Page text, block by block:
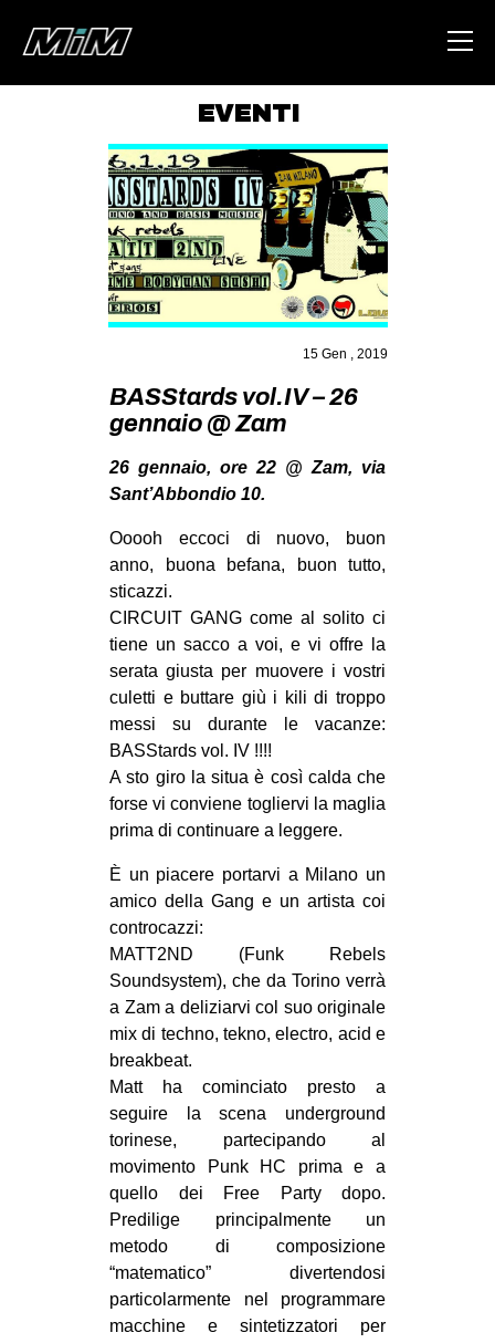
ABOUT
AREA
DEGENERAZIONE
GAZA FREESTYLE
CSOA LAMBRETTA
MSM
STUDENTI TSUNAMI
ZAM
MOBILITAZIONI
SPORT POPOLARE
MOVIMENTI
AMBIENTE
ANTIFASCISMO
DIRITTO ALL’ABITARE
GENERI
PRECARIATO
REPRESSIONE
STUDENTI
CULTURE
CINEMA
MUSICA
RECENSIONI
INTERNAZIONALE
AMERICHE
EVENTI
15 Gen , 2019
BASStards vol.IV – 26
gennaio @ Zam
26 gennaio, ore 22 @ Zam, via
Sant’Abbondio 10.
Ooooh eccoci di nuovo, buon
anno, buona befana, buon tutto,
sticazzi.
CIRCUIT GANG come al solito ci
tiene un sacco a voi, e vi offre la
serata giusta per muovere i vostri
culetti e buttare giù i kili di troppo
messi su durante le vacanze:
BASStards vol. IV !!!!
A sto giro la situa è così calda che
forse vi conviene togliervi la maglia
prima di continuare a leggere.
È un piacere portarvi a Milano un
amico della Gang e un artista coi
controcazzi:
MATT2ND (Funk Rebels
Soundsystem), che da Torino verrà
a Zam a deliziarvi col suo originale
mix di techno, tekno, electro, acid e
breakbeat.
Matt ha cominciato presto a
seguire la scena underground
torinese, partecipando al
movimento Punk HC prima e a
quello dei Free Party dopo.
Predilige principalmente un
metodo di composizione
“matematico” divertendosi
particolarmente nel programmare
macchine e sintetizzatori per